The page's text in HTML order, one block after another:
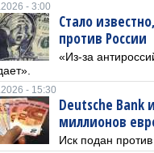
- 3:00
Стало
против России
«Из-за
- 15:30
Deutsche Bank
миллионов
Иск подан